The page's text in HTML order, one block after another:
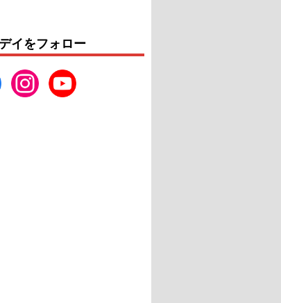
日間の漂流
で見る
イをフォロー